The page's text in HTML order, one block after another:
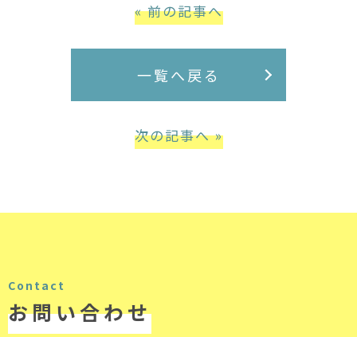
« 前の記事へ
一覧へ戻る
次の記事へ »
Contact
お問い合わせ